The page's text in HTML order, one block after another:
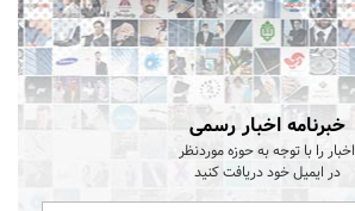
خبرنامه اخبار رسمی
اخبار را با توجه به حوزه موردنظر
در ایمیل خود دریافت کنید